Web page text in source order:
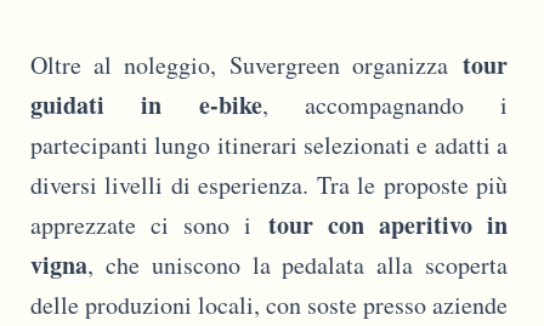
Oltre al noleggio, Suvergreen organizza tour
guidati in e-bike, accompagnando i
partecipanti lungo itinerari selezionati e adatti a
diversi livelli di esperienza. Tra le proposte più
apprezzate ci sono i tour con aperitivo in
vigna, che uniscono la pedalata alla scoperta
delle produzioni locali, con soste presso aziende